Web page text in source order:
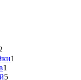
товара
1
1
товар
55